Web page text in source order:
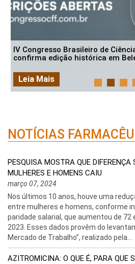
IV Congresso Brasileiro de
confirma edição histórica em
Leia Mais
NOTÍCIAS
PESQUISA MOSTRA QUE
MULHERES E HOMENS CAIU
março 07, 2024
Nos últimos 10 anos, houve uma
entre mulheres e homens, conforme
paridade salarial, que aumentou de 72
2023. Esses dados provêm do
Mercado de Trabalho”, realizado pela...
AZITROMICINA: O QUE É, PARA QUE